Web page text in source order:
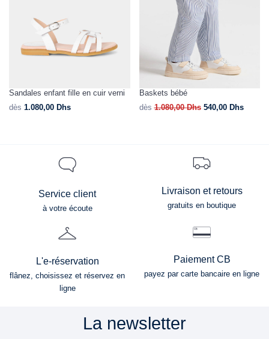
Sandales enfant fille en cuir verni
dès 1.080,00 Dhs
Baskets bébé
dès 1.080,00Dhs 540,00 Dhs
Service client
à votre écoute
Livraison et retours
gratuits en boutique
L'e-réservation
flânez, choisissez et réservez en
ligne
Paiement CB
payez par carte bancaire en ligne
La newsletter